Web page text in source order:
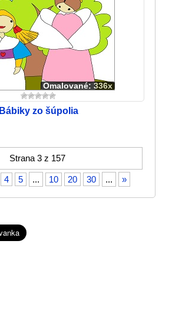
Omalované: 336x
Bábiky zo šúpolia
Strana 3 z 157
4 5 ... 10 20 30 ... »